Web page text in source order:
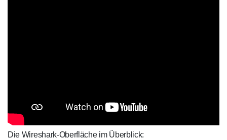
Die Wireshark-Oberfläche im Überblick: